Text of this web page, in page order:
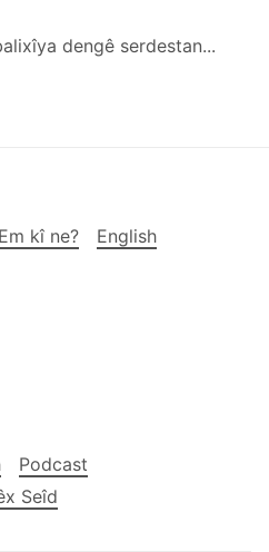
dengê serdestan...
Em kî ne?
English
Podcast
Seîd